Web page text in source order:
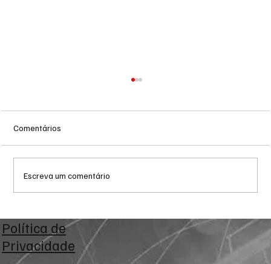
Eleições 2026: PDT-MS define alianças
majoritárias e oficializa nominatas para a
Câmara e Assembleia
Comentários
Escreva um comentário
Política de
Privacidade